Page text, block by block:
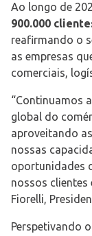
Ao longo de
900.000
reafirmando o
as empresas
comerciais,
“Continuamos
global do
aproveitando
nossas
oportunidades
nossos
Fiorelli,
Perspetivando